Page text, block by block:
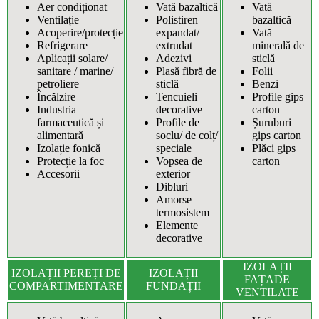
Aer condiționat
Ventilație
Acoperire/protecție
Refrigerare
Aplicații solare/
sanitare / marine/
petroliere
Încălzire
Industria
farmaceutică și
alimentară
Izolație fonică
Protecție la foc
Accesorii
Vată bazaltică
Polistiren
expandat/
extrudat
Adezivi
Plasă fibră de
sticlă
Tencuieli
decorative
Profile de
soclu/ de colț/
speciale
Vopsea de
exterior
Dibluri
Amorse
termosistem
Elemente
decorative
Vată
bazaltică
Vată
minerală de
sticlă
Folii
Benzi
Profile gips
carton
Șuruburi
gips carton
Plăci gips
carton
IZOLAȚII PEREȚI DE
COMPARTIMENTARE
IZOLAȚII
FUNDAȚII
IZOLAȚII
FAȚADE
VENTILATE